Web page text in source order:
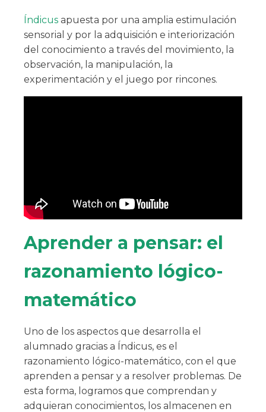
Índicus apuesta por una amplia estimulación
sensorial y por la adquisición e interiorización
del conocimiento a través del movimiento, la
observación, la manipulación, la
experimentación y el juego por rincones.
Aprender a pensar: el
razonamiento lógico-
matemático
Uno de los aspectos que desarrolla el
alumnado gracias a Índicus, es el
razonamiento lógico-matemático, con el que
aprenden a pensar y a resolver problemas. De
esta forma, logramos que comprendan y
adquieran conocimientos, los almacenen en